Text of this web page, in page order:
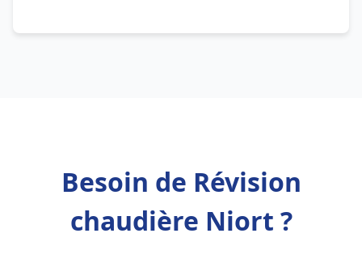
Besoin de Révision
chaudière Niort ?